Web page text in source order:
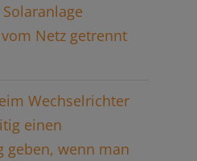
Netz getrennt
Wechselrichter
einen
geben, wenn man